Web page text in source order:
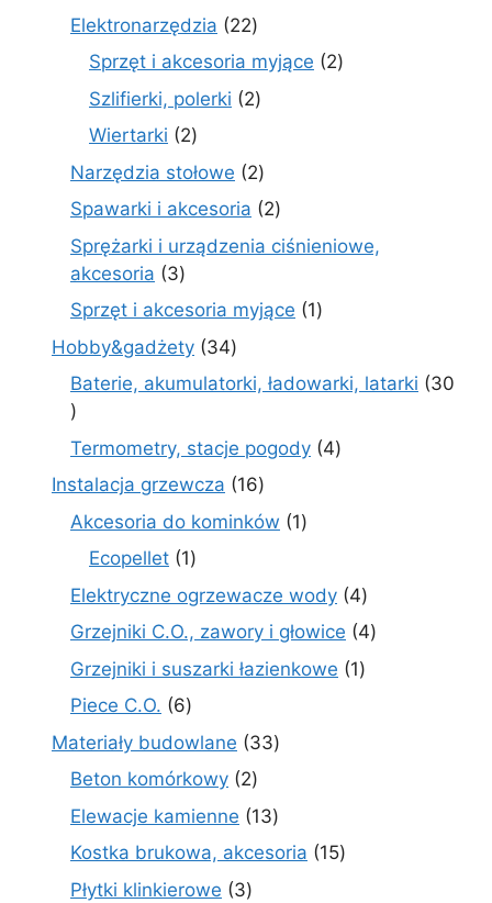
Elektronarzędzia 2222
produkty
Sprzęt i akcesoria myjące 22
Szlifierki, polerki 22
Wiertarki 22
produkty
Narzędzia stołowe 22
produkty
Spawarki i akcesoria 22
produkty
Sprężarki i urządzenia ciśnieniowe,
akcesoria
33
produkty
Sprzęt i akcesoria myjące 11
Hobby&gadżety 3434
produkty
Baterie, akumulatorki, ładowarki, latarki
30
30
produktów
Termometry, stacje pogody 44
Instalacja grzewcza 1616
produktów
Akcesoria do kominków 11
Ecopellet 11
Elektryczne ogrzewacze wody 44
produkty
Grzejniki C.O., zawory i głowice 44
Grzejniki i suszarki łazienkowe 11
Piece C.O. 66
produktów
Materiały budowlane 3333
Beton komórkowy 22
produkty
Elewacje kamienne 1313
produktów
Kostka brukowa, akcesoria 1515
Płytki klinkierowe 33